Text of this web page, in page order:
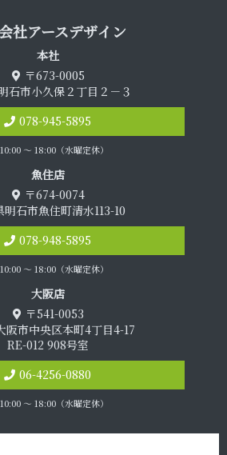
社アース デ ザ イ ン
本 社
〒673-0005
石市小久保２丁目２－３
078-945-5895
10:00 〜 18:00（水曜定休）
魚 住 店
〒674-0074
明石市魚住町清水113-10
078-948-5895
10:00 〜 18:00（水曜定休）
大 阪 店
〒541-0053
阪市中央区本町4丁目4-17
RE-012 908号室
06-4256-0880
10:00 〜 18:00（水曜定休）